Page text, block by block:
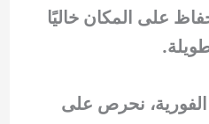
على المكان خاليًا
الفورية، نحرص على